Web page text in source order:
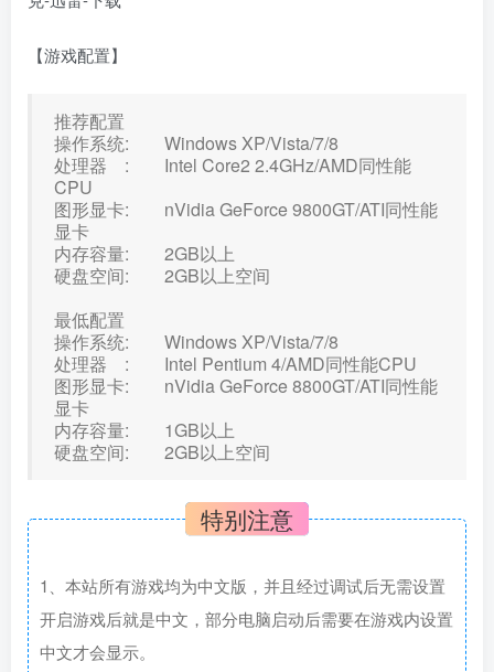
【游戏配置】
推荐配置
操作系统: Windows XP/Vista/7/8
处理器 : Intel Core2 2.4GHz/AMD同性能
CPU
图形显卡: nVidia GeForce 9800GT/ATI同性能
显卡
内存容量: 2GB以上
硬盘空间: 2GB以上空间
最低配置
操作系统: Windows XP/Vista/7/8
处理器 : Intel Pentium 4/AMD同性能CPU
图形显卡: nVidia GeForce 8800GT/ATI同性能
显卡
内存容量: 1GB以上
硬盘空间: 2GB以上空间
特别注意
1、本站所有游戏均为中文版，并且经过调试后无需设置
开启游戏后就是中文，部分电脑启动后需要在游戏内设置
中文才会显示。